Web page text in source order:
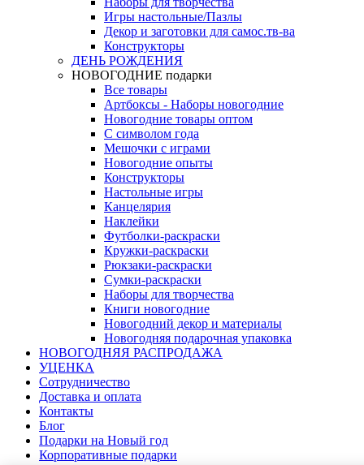
Игры настольные/Пазлы
Декор и заготовки для самос.тв-ва
Конструкторы
ДЕНЬ РОЖДЕНИЯ
НОВОГОДНИЕ подарки
Все товары
Артбоксы - Наборы новогодние
Новогодние товары оптом
С символом года
Мешочки с играми
Новогодние опыты
Конструкторы
Настольные игры
Канцелярия
Наклейки
Футболки-раскраски
Кружки-раскраски
Рюкзаки-раскраски
Сумки-раскраски
Наборы для творчества
Книги новогодние
Новогодний декор и материалы
Новогодняя подарочная упаковка
НОВОГОДНЯЯ РАСПРОДАЖА
УЦЕНКА
Сотрудничество
Доставка и оплата
Контакты
Блог
Подарки на Новый год
Корпоративные подарки